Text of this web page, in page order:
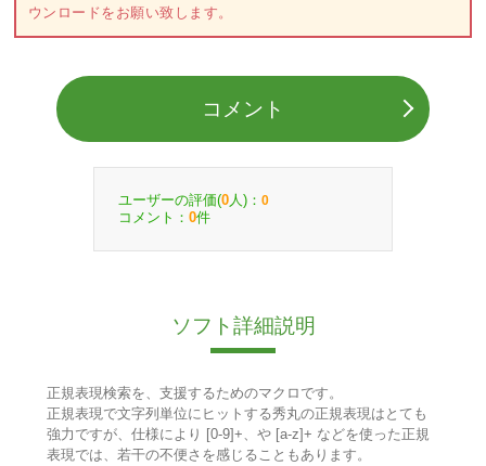
ウンロードをお願い致します。
コメント
ユーザーの評価(0 人)： 0
コメント： 0件
ソフト詳細説明
正規表現検索を、支援するためのマクロです。
正規表現で文字列単位にヒットする秀丸の正規表現はとても
強力ですが、仕様により [0-9]+、や [a-z]+ などを使った正規
表現では、若干の不便さを感じることもあります。